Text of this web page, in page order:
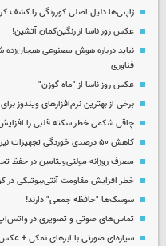
ژاپنی‌ها دلیل اصلی کوررنگی را کشف
عکس روز ناسا از رنگین‌کمان آتشین!
نباید درباره هوش مصنوعی هیجان‌زده
فناوری
عکس روز ناسا از "ماه گوزن"
برخی از بهترین نرم‌افزارهای ویندوز
چاقی شکمی خطر سکته قلبی را
کاهش ۵۰ درصدی خوردگی تجهیزات نیروگاهی با نانو حباب‌ها
مصرف روزانه مولتی‌ویتامین در حفظ
خطر افزایش مقاومت آنتی‌بیوتیکی در
سوسک‌ها "حافظه جمعی" دارند!
تماس‌های صوتی و تصویری در
سیاره‌ای صورتی با ابرهای نمکی +